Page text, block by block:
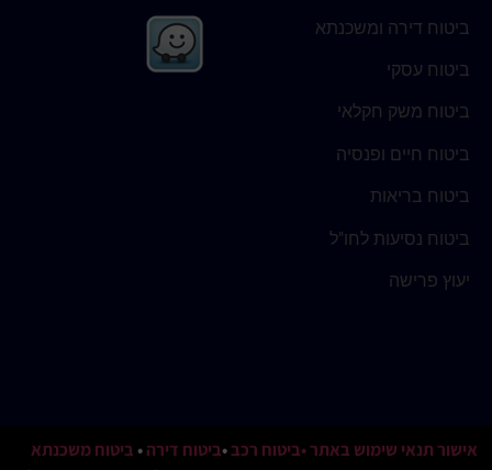
ביטוח דירה ומשכנתא
ביטוח עסקי
ביטוח משק חקלאי
ביטוח חיים ופנסיה
ביטוח בריאות
ביטוח נסיעות לחו"ל
יעוץ פרישה
אישור תנאי שימוש באתר•ביטוח רכב•ביטוח דירה•ביטוח משכנתא